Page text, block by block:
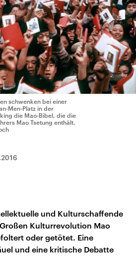
schwenken bei einer
Men-Platz in der
die Mao-Bibel, die die
Mao Tsetung enthält.
und Kulturschaffende
Kulturrevolution Mao
oder getötet. Eine
und eine kritische Debatte